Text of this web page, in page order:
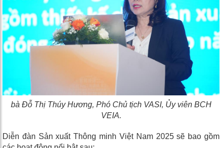
bà Đỗ Thị Thúy Hương, Phó Chủ tịch VASI, Ủy viên BCH
VEIA.
Diễn đàn Sản xuất Thông minh Việt Nam 2025 sẽ bao gồm